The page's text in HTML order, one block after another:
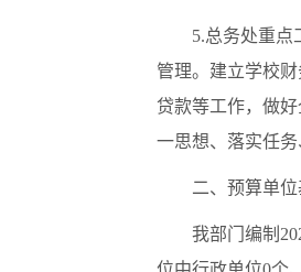
5.总务处重点
管理。建立学校
贷款等工作，做
一思想、落实任
二、预算单
我部门编制